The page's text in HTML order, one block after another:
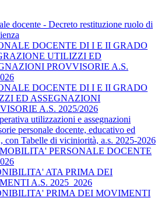
docente - Decreto restituzione ruolo di
DOCENTE DI I E II GRADO
UTILIZZI ED
PROVVISORIE A.S.
DOCENTE DI I E II GRADO
ED ASSEGNAZIONI
A.S. 2025/2026
utilizzazioni e assegnazioni
personale docente, educativo ed
con Tabelle di viciniorità, a.s. 2025-2026
PERSONALE DOCENTE
ATA PRIMA DEI
A.S. 2025_2026
PRIMA DEI MOVIMENTI